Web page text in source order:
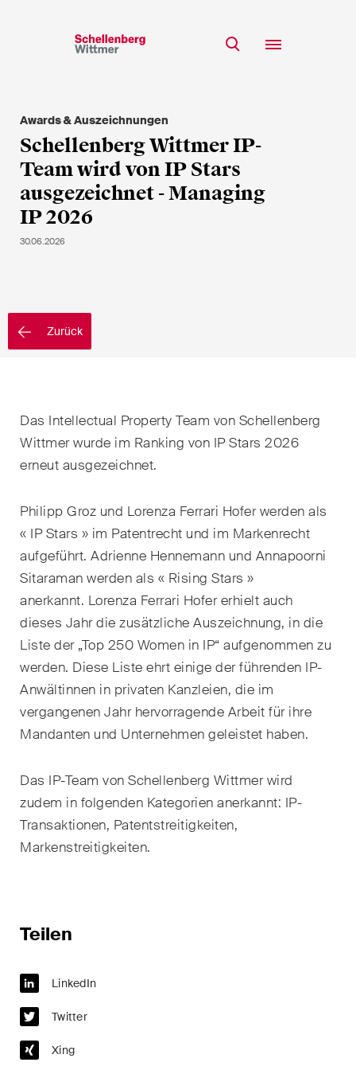
Team
Expertise
Insights
Karriere
Zurück
Awards & Auszeichnungen
Schellenberg Wittmer IP-
Team wird von IP Stars
ausgezeichnet - Managing
IP 2026
30.06.2026
Das Intellectual Property Team von Schellenberg
Wittmer wurde im Ranking von IP Stars 2026
erneut ausgezeichnet.
Philipp Groz und Lorenza Ferrari Hofer werden als
« IP Stars » im Patentrecht und im Markenrecht
aufgeführt. Adrienne Hennemann und Annapoorni
Sitaraman werden als « Rising Stars »
anerkannt. Lorenza Ferrari Hofer erhielt auch
dieses Jahr die zusätzliche Auszeichnung, in die
Liste der „Top 250 Women in IP“ aufgenommen zu
werden. Diese Liste ehrt einige der führenden IP-
Anwältinnen in privaten Kanzleien, die im
vergangenen Jahr hervorragende Arbeit für ihre
Mandanten und Unternehmen geleistet haben.
Das IP-Team von Schellenberg Wittmer wird
zudem in folgenden Kategorien anerkannt: IP-
Transaktionen, Patentstreitigkeiten,
Markenstreitigkeiten.
Teilen
LinkedIn
Twitter
Xing
Laufenden!
* Erforderliche Felder
Herr
Frau
k.A.
Vorname*
E-Mail*
Sprache*
Land*
Newsletters & Newsflashes
Monatlich ausgewählte
sowie Newsflashes über die
jüngsten Entwicklungen.
Arbeitsrecht
ESG
Energie
Gesellschafts- und